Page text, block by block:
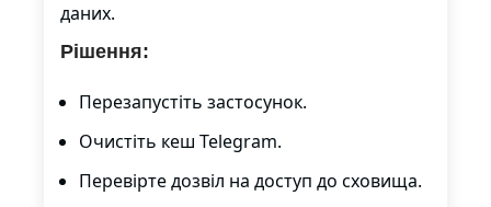
даних.
Рішення:
Перезапустіть застосунок.
Очистіть кеш Telegram.
Перевірте дозвіл на доступ до сховища.